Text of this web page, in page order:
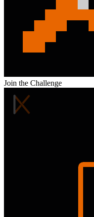
Join the Challenge